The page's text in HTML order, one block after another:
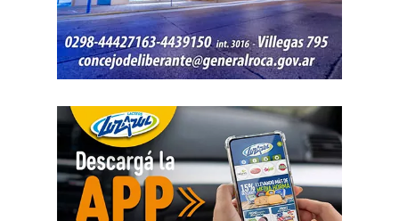
tienen que llegar. Si lo hubiésemos hecho tres o cuatro
años antes, nadie se habría animado a arriesgarse; y si lo
hiciéramos dentro de cinco años, el nivel de daño y de
pérdida en nuestras chacras y en nuestras producciones
justo», afirmó.